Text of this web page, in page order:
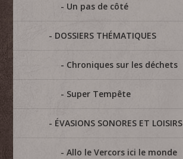
Un pas de côté
DOSSIERS THÉMATIQUES
Chroniques sur les déchets
Super Tempête
ÉVASIONS SONORES ET LOISIRS
Allo le Vercors ici le monde